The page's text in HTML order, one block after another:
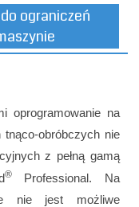
ograniczeń
oprogramowanie na
tnąco-obróbczych nie
z pełną gamą
®
Professional. Na
nie jest możliwe